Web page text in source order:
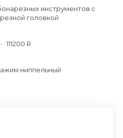
инструментов с
головкой
111200 R
ниппельный